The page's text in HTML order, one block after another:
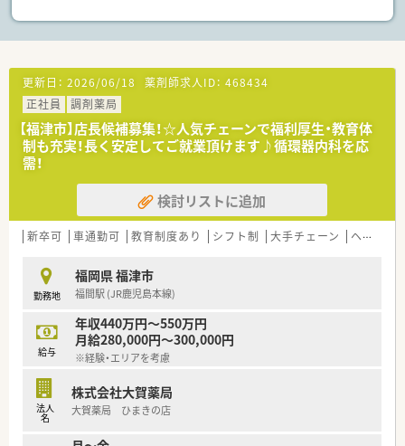
設型薬局であり、安定した経営基盤と充実の福利厚生が魅力で
す。
の業務負担軽減と患者様の待ち時間短縮を同時に実現していま
す。
■出産・育児休暇の取得率は100％を誇り、常時多くの社員が育
児に専念しながら復帰を果たしている、女性に優しい企業です。
更新日： 2026/06/18 薬剤師求人ID： 468434
正社員
調剤薬局
【福津市】店長候補募集！☆人気チェーンで福利厚生・教育体
制も充実！長く安定してご就業頂けます♪循環器内科を応
需！
検討リストに追加
新卒可 車通勤可 教育制度あり シフト制 大手チェーン ヘルプ体制充実
勤務地
福岡県 福津市
福間駅 (JR鹿児島本線)
給与
年収440万円～550万円
月給280,000円～300,000円
※経験・エリアを考慮
法人
名
株式会社大賀薬局
大賀薬局 ひまきの店